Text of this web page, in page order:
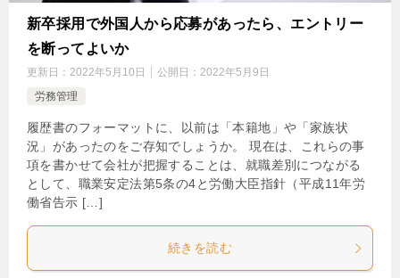
新卒採用で外国人から応募があったら、エントリー
を断ってよいか
更新日： 2022年5月10日 公開日： 2022年5月9日
労務管理
履歴書のフォーマットに、以前は「本籍地」や「家族状
況」があったのをご存知でしょうか。 現在は、これらの事
項を書かせて会社が把握することは、就職差別につながる
として、職業安定法第5条の4と労働大臣指針（平成11年労
働省告示 […]
続きを読む